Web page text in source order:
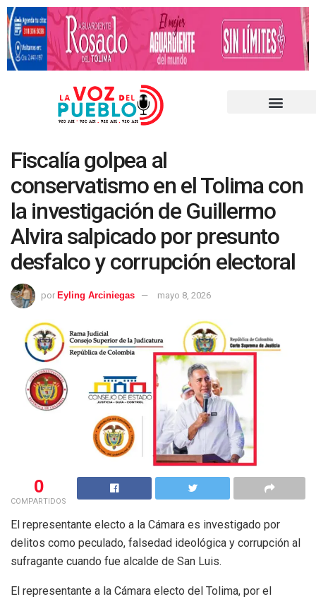
Fiscalía golpea al
conservatismo en el Tolima con
la investigación de Guillermo
Alvira salpicado por presunto
desfalco y corrupción electoral
por Eyling Arciniegas mayo 8, 2026
0
COMPARTIDOS
El representante electo a la Cámara es investigado por
delitos como peculado, falsedad ideológica y corrupción al
sufragante cuando fue alcalde de San Luis.
El representante a la Cámara electo del Tolima, por el